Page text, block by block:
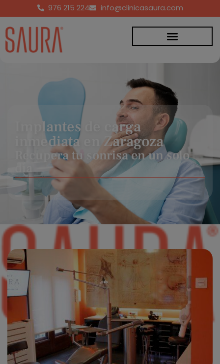
976 215 224 info@clinicasaura.com
Implantes de carga
inmediata en Zaragoza
Recupera tu sonrisa en un solo
día